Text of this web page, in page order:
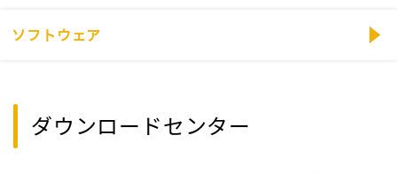
ソフトウェア
ダウンロードセンター